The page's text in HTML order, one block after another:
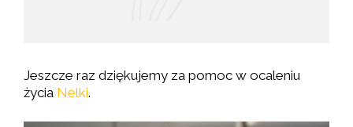
Jeszcze raz dziękujemy za pomoc w ocaleniu
życia Nelki.